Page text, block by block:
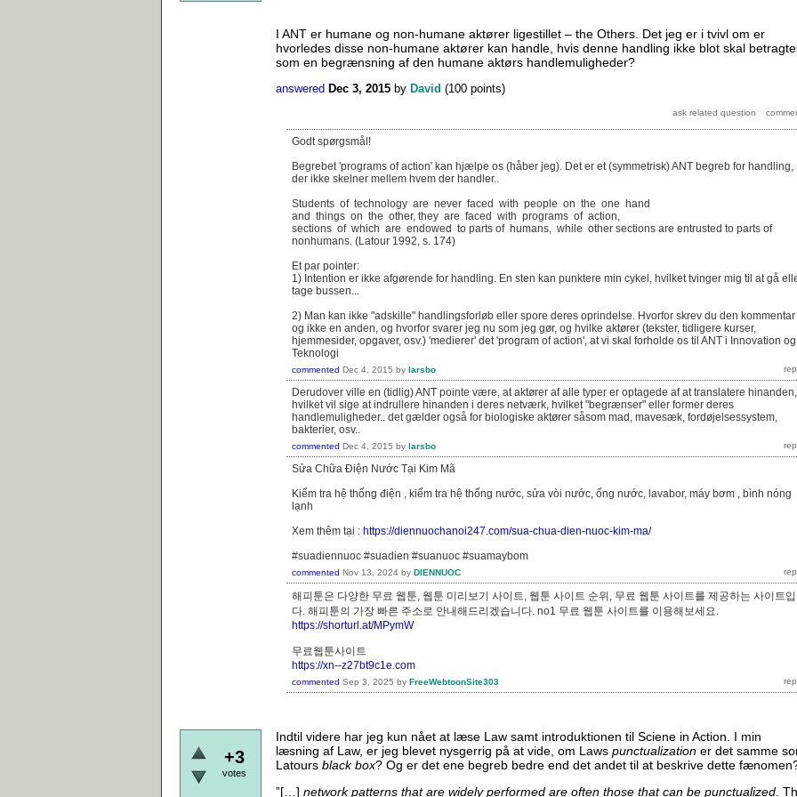
I ANT er humane og non-humane aktører ligestillet – the Others. Det jeg er i tvivl om er
hvorledes disse non-humane aktører kan handle, hvis denne handling ikke blot skal
som en begrænsning af den humane aktørs handlemuligheder?
answered Dec 3, 2015 by David (100 points)
Godt spørgsmål!
Begrebet 'programs of action' kan hjælpe os (håber jeg). Det er et (symmetrisk) ANT begreb for handling,
der ikke skelner mellem hvem der handler..
Students of technology are never faced with people on the one hand
and things on the other, they are faced with programs of action,
sections of which are endowed to parts of humans, while other sections are entrusted to parts of
nonhumans. (Latour 1992, s. 174)
Et par pointer:
1) Intention er ikke afgørende for handling. En sten kan punktere min cykel, hvilket tvinger mig til at gå
tage bussen...
2) Man kan ikke "adskille" handlingsforløb eller spore deres oprindelse. Hvorfor skrev du den kommentar
og ikke en anden, og hvorfor svarer jeg nu som jeg gør, og hvilke aktører (tekster, tidligere kurser,
hjemmesider, opgaver, osv.) 'medierer' det 'program of action', at vi skal forholde os til ANT i Innovation og
Teknologi
commented Dec 4, 2015 by larsbo
Derudover ville en (tidlig) ANT pointe være, at aktører af alle typer er optagede af at translatere hinanden,
hvilket vil sige at indrullere hinanden i deres netværk, hvilket "begrænser" eller former deres
handlemuligheder.. det gælder også for biologiske aktører såsom mad, mavesæk, fordøjelsessystem,
bakterier, osv..
commented Dec 4, 2015 by larsbo
Sửa Chữa Điện Nước Tại Kim Mã
Kiểm tra hệ thống điện , kiểm tra hệ thống nước, sửa vòi nước, ống nước, lavabor, máy bơm , bình nóng
lạnh
Xem thêm tại : https://diennuochanoi247.com/sua-chua-dien-nuoc-kim-ma/
#suadiennuoc #suadien #suanuoc #suamaybom
commented Nov 13, 2024 by DIENNUOC
해피툰은 다양한 무료 웹툰, 웹툰 미리보기 사이트, 웹툰 사이트 순위, 무료 웹툰 사이트를 제공하는 사이트
다. 해피툰의 가장 빠른 주소로 안내해드리겠습니다. no1 무료 웹툰 사이트를 이용해보세요.
https://shorturl.at/MPymW
무료웹툰사이트
https://xn--z27bt9c1e.com
commented Sep 3, 2025 by FreeWebtoonSite303
+3
votes
Indtil videre har jeg kun nået at læse Law samt introduktionen til Sciene in Action. I min
læsning af Law, er jeg blevet nysgerrig på at vide, om Laws punctualization er det samme
Latours black box? Og er det ene begreb bedre end det andet til at beskrive dette
”[…] network patterns that are widely performed are often those that can be punctualized .